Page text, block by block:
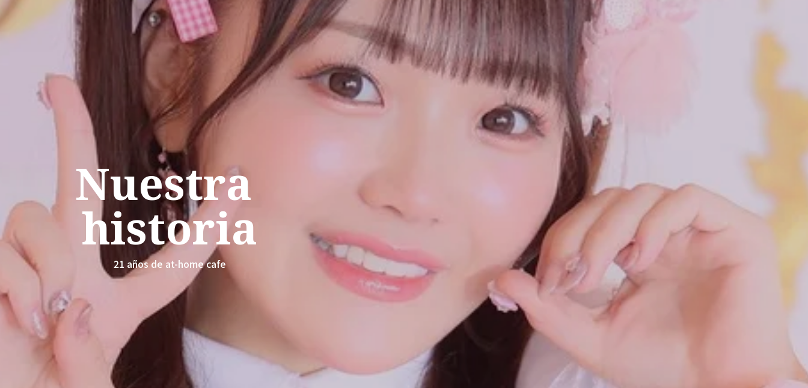
Nuestra
historia
21 años de at-home cafe